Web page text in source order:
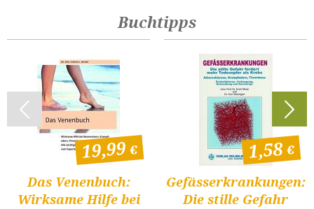
Buchtipps
Das Venenbuch:
Wirksame Hilfe bei
19,99
Gefässerkrankungen:
Die stille Gefahr
1,58